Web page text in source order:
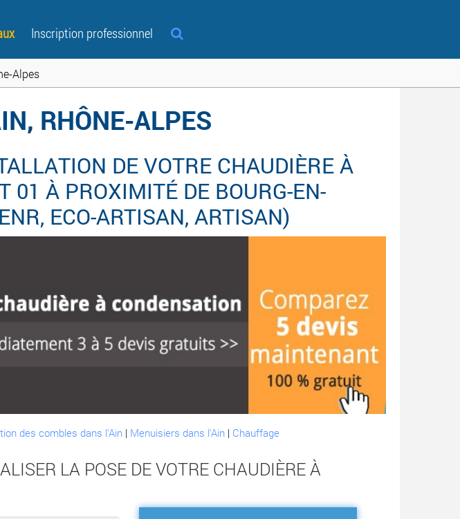
Inscription professionnel
Alpes
RHÔNE-ALPES
DE VOTRE CHAUDIÈRE À
01 À PROXIMITÉ DE BOURG-EN-
ECO-ARTISAN, ARTISAN)
des combles dans l'Ain | Menuisiers dans l'Ain | Chauffage
LA POSE DE VOTRE CHAUDIÈRE À